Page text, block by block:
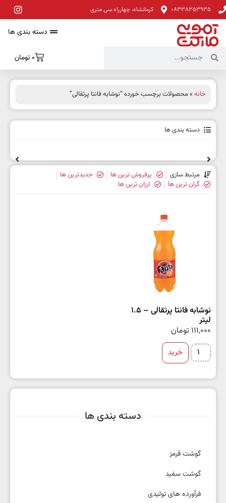
08338353935 کرمانشاه، چهارراه سی متری
دسته بندی ها
0 تومان
دسته بندی ها
گوشت قرمز
گوشت سفید
فرآورده های تولیدی
خانه » محصولات برچسب خورده “نوشابه فانتا پرتقالی”
دسته بندی ها
مرتبط سازی پرفروش ترین ها
جدیدترین ها
گران ترین ها
ارزان ترین ها
نوشابه فانتا پرتقالی – 1.5
لیتر
111,000 تومان
خرید